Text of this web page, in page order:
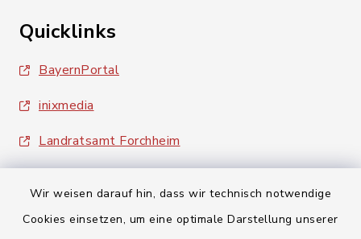
Wir weisen darauf hin, dass wir technisch notwendige
Cookies einsetzen, um eine optimale Darstellung unserer
Quicklinks
BayernPortal
inixmedia
Landratsamt Forchheim